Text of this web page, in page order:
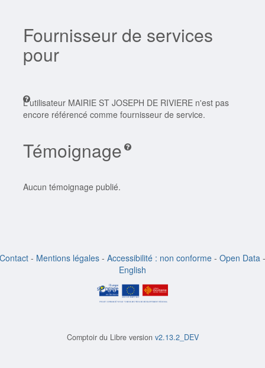
Fournisseur de services
pour
L'utilisateur MAIRIE ST JOSEPH DE RIVIERE n'est pas
encore référencé comme fournisseur de service.
Témoignage
Aucun témoignage publié.
Contact - Mentions légales - Accessibilité : non conforme - Open Data -
English
Comptoir du Libre version v2.13.2_DEV